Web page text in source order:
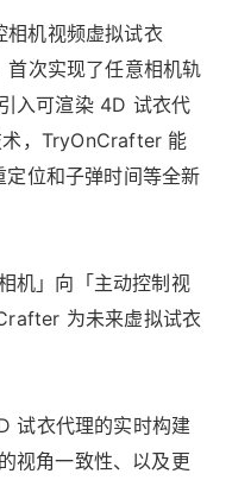
机视频虚拟试衣
首次实现了任意相机轨
入可渲染 4D 试衣代
，TryOnCrafter 能
位和子弹时间等全新
机」向「主动控制视
为未来虚拟试衣
试衣代理的实时构建
视角一致性、以及更